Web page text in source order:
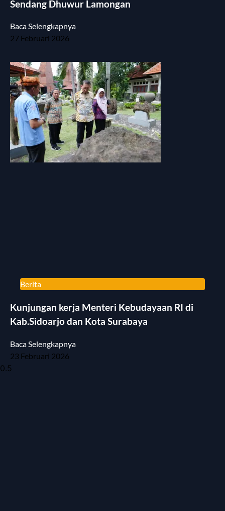
Sendang Dhuwur Lamongan
Baca Selengkapnya
27 Februari 2026
Berita
Kunjungan kerja Menteri Kebudayaan RI di
Kab.Sidoarjo dan Kota Surabaya
Baca Selengkapnya
23 Februari 2026